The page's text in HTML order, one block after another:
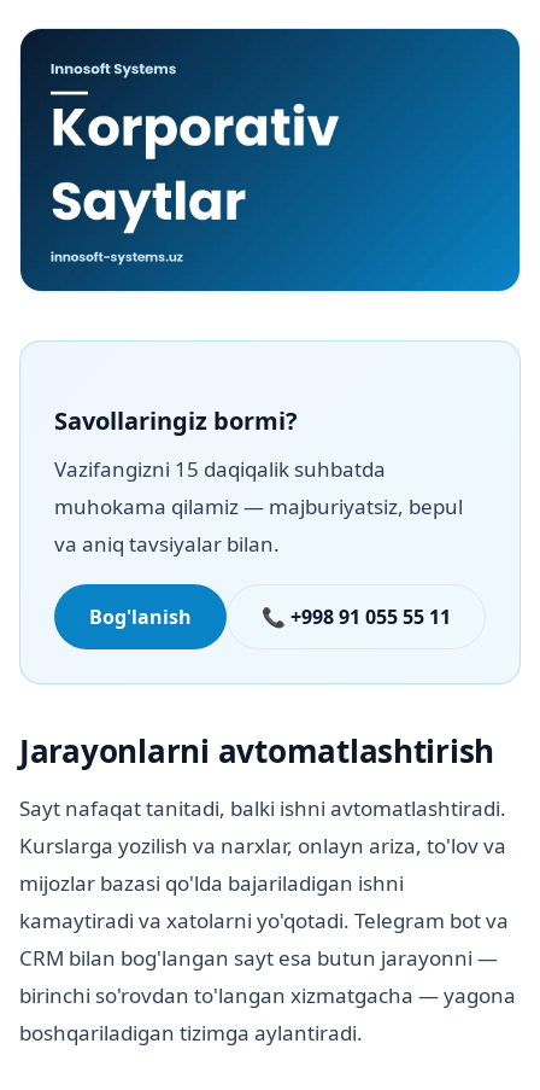
Savollaringiz bormi?
Vazifangizni 15 daqiqalik suhbatda
muhokama qilamiz — majburiyatsiz, bepul
va aniq tavsiyalar bilan.
Bog'lanish 📞 +998 91 055 55 11
Jarayonlarni avtomatlashtirish
Sayt nafaqat tanitadi, balki ishni avtomatlashtiradi.
Kurslarga yozilish va narxlar, onlayn ariza, to'lov va
mijozlar bazasi qo'lda bajariladigan ishni
kamaytiradi va xatolarni yo'qotadi. Telegram bot va
CRM bilan bog'langan sayt esa butun jarayonni —
birinchi so'rovdan to'langan xizmatgacha — yagona
boshqariladigan tizimga aylantiradi.